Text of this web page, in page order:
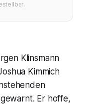
Klinsmann
Kimmich
gewarnt. Er hoffe,